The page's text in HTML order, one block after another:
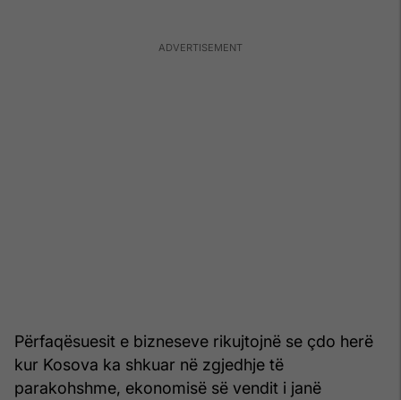
Përfaqësuesit e bizneseve rikujtojnë se çdo herë
kur Kosova ka shkuar në zgjedhje të
parakohshme, ekonomisë së vendit i janë